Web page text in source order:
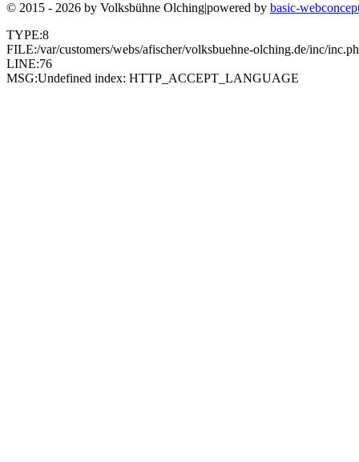
© 2015 - 2026 by Volksbühne Olching|powered by basic-
TYPE:8
FILE:/var/customers/webs/afischer/volksbuehne-olching.de/inc/
LINE:76
MSG:Undefined index: HTTP_ACCEPT_LANGUAGE